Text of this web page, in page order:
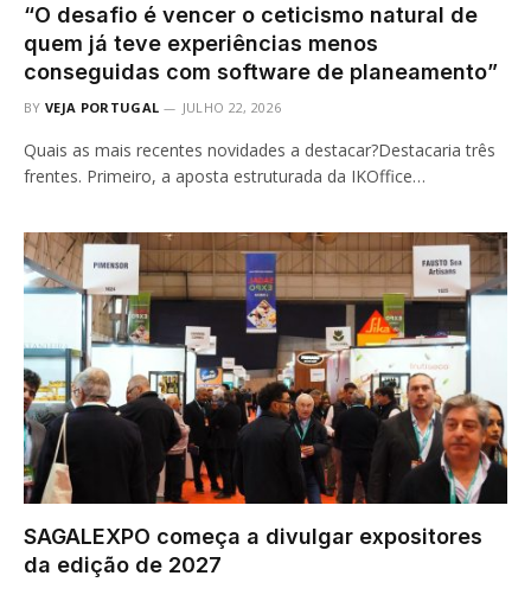
“O desafio é vencer o ceticismo natural de
quem já teve experiências menos
conseguidas com software de planeamento”
BY VEJA PORTUGAL JULHO 22, 2026
Quais as mais recentes novidades a destacar?Destacaria três
frentes. Primeiro, a aposta estruturada da IKOffice…
SAGALEXPO começa a divulgar expositores
da edição de 2027